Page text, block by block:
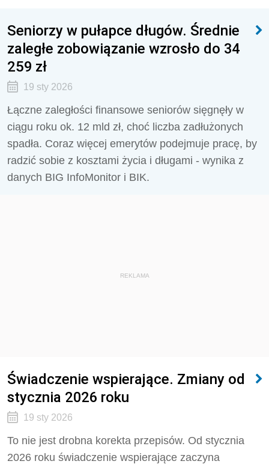
Seniorzy w pułapce długów. Średnie
zaległe zobowiązanie wzrosło do 34
259 zł
19 sty 2026
Łączne zaległości finansowe seniorów sięgnęły w
ciągu roku ok. 12 mld zł, choć liczba zadłużonych
spadła. Coraz więcej emerytów podejmuje pracę, by
radzić sobie z kosztami życia i długami - wynika z
danych BIG InfoMonitor i BIK.
REKLAMA
Świadczenie wspierające. Zmiany od
stycznia 2026 roku
19 sty 2026
To nie jest drobna korekta przepisów. Od stycznia
2026 roku świadczenie wspierające zaczyna